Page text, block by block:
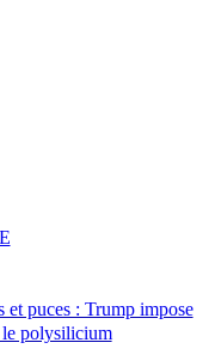
et puces : Trump impose
le polysilicium